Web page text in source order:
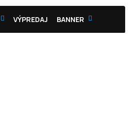
VÝPREDAJ BANNER